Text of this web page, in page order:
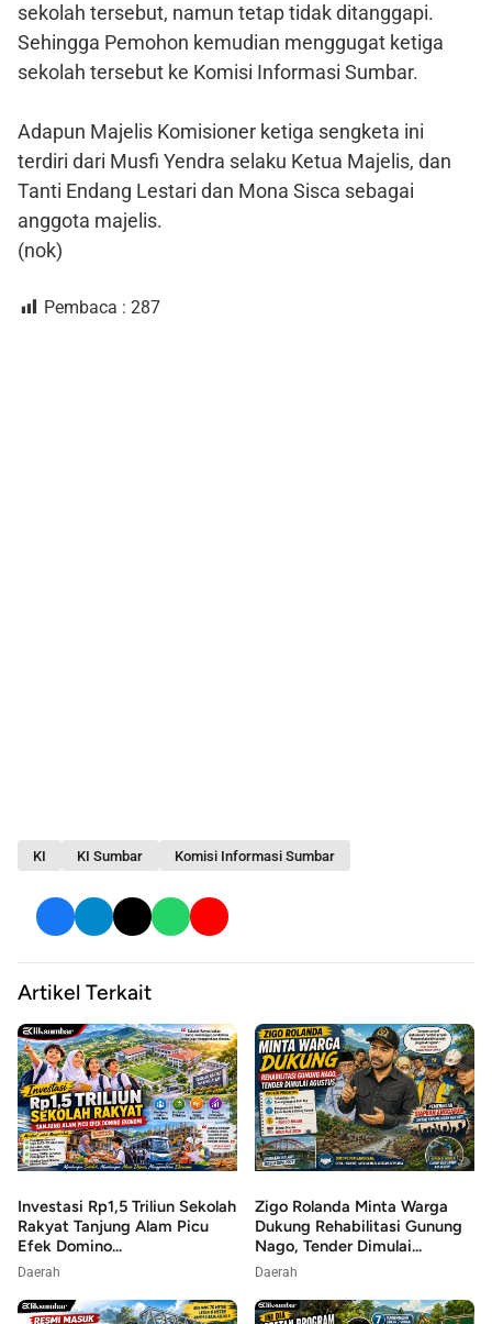
sekolah tersebut, namun tetap tidak ditanggapi.
Sehingga Pemohon kemudian menggugat ketiga
sekolah tersebut ke Komisi Informasi Sumbar.
Adapun Majelis Komisioner ketiga sengketa ini
terdiri dari Musfi Yendra selaku Ketua Majelis, dan
Tanti Endang Lestari dan Mona Sisca sebagai
anggota majelis.
(nok)
Pembaca : 287
KI KI Sumbar Komisi Informasi Sumbar
Artikel Terkait
Investasi Rp1,5 Triliun Sekolah
Rakyat Tanjung Alam Picu
Efek Domino...
Daerah
Zigo Rolanda Minta Warga
Dukung Rehabilitasi Gunung
Nago, Tender Dimulai...
Daerah